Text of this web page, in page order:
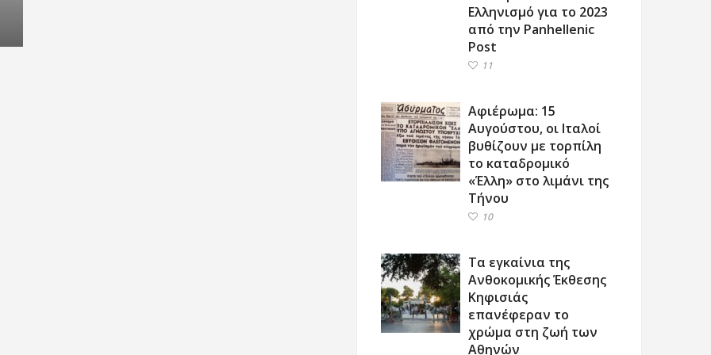
Ελληνισμό για το 2023
από την Panhellenic
Post
11
Αφιέρωμα: 15
Αυγούστου, οι Ιταλοί
βυθίζουν με τορπίλη
το καταδρομικό
«Έλλη» στο λιμάνι της
Τήνου
10
Τα εγκαίνια της
Ανθοκομικής Έκθεσης
Κηφισιάς
επανέφεραν το
χρώμα στη ζωή των
Αθηνών